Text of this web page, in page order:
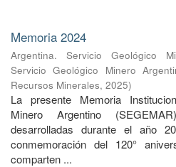
Memoria 2024
Argentina. Servicio Geológico
Servicio Geológico Minero
Recursos Minerales, 2025)
La presente Memoria
Minero Argentino
desarrolladas durante el año
conmemoración del 120°
comparten ...